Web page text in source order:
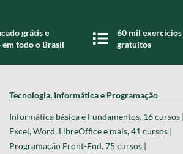
grátis e
todo o Brasil
60 mil exercícios
gratuitos
Tecnologia, Informática e Programação
Informática básica e Fundamentos, 16 cursos |
Excel, Word, LibreOffice e mais, 41 cursos |
Programação Front-End, 75 cursos |